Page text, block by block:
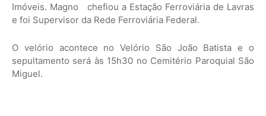
Imóveis. Magno chefiou a Estação Ferroviária de Lavras
e foi Supervisor da Rede Ferroviária Federal.
O velório acontece no Velório São João Batista e o
sepultamento será às 15h30 no Cemitério Paroquial São
Miguel.